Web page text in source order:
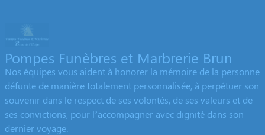
Pompes Funèbres et Marbrerie Brun
Nos équipes vous aident à honorer la mémoire de la personne
défunte de manière totalement personnalisée, à perpétuer son
souvenir dans le respect de ses volontés, de ses valeurs et de
ses convictions, pour l’accompagner avec dignité dans son
dernier voyage.